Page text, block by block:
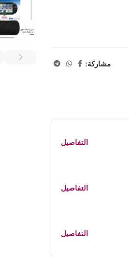
مشاركة:
التفاصيل
التفاصيل
التفاصيل